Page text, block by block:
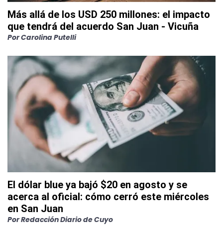
Más allá de los USD 250 millones: el impacto
que tendrá del acuerdo San Juan - Vicuña
PorCarolina Putelli
El dólar blue ya bajó $20 en agosto y se
acerca al oficial: cómo cerró este miércoles
en San Juan
PorRedacción Diario de Cuyo